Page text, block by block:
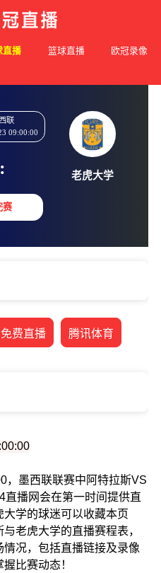
直播 篮球直播
欧冠录像
:
免费直播 腾讯体育
，墨西联联赛中阿特拉斯VS
直播网会在第一时间提供直
学的球迷可以收藏本页
老虎大学的直播赛程表，
况，包括直播链接及录像
比赛动态！